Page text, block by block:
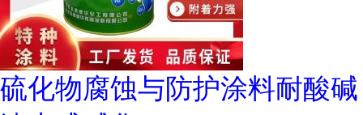
硫化物腐蚀与防护涂料耐酸碱